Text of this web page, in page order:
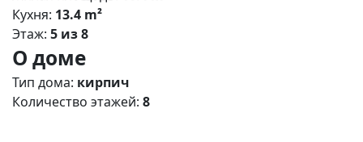
цены и качества; - развитая социальная
программ. N5571
Кухня: 13.4 m²
Этаж: 5 из 8
О доме
Тип дома: кирпич
Количество этажей: 8